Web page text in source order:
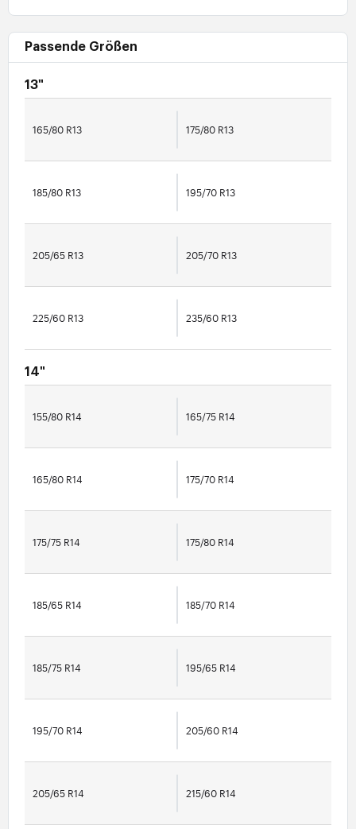
Passende Größen
13"
165/80 R13 175/80 R13
185/80 R13 195/70 R13
205/65 R13 205/70 R13
225/60 R13 235/60 R13
14"
155/80 R14 165/75 R14
165/80 R14 175/70 R14
175/75 R14 175/80 R14
185/65 R14 185/70 R14
185/75 R14 195/65 R14
195/70 R14 205/60 R14
205/65 R14 215/60 R14